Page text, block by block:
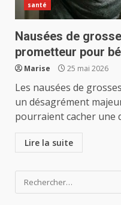
santé
Nausées de
prometteur pour
Marise 25 mai 2026
Les nausées de
un désagrément
pourraient cacher une
Lire la suite
Rechercher :